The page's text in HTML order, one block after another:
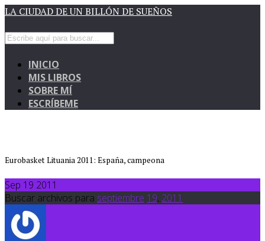
LA CIUDAD DE UN BILLÓN DE SUEÑOS
INICIO
MIS LIBROS
SOBRE MÍ
ESCRÍBEME
Eurobasket Lituania 2011: España, campeona
Sep 19 2011
Buscar archivos para septiembre 19, 2011